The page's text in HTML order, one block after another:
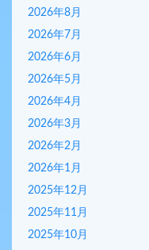
2026年8月
2026年7月
2026年6月
2026年5月
2026年4月
2026年3月
2026年2月
2026年1月
2025年12月
2025年11月
2025年10月